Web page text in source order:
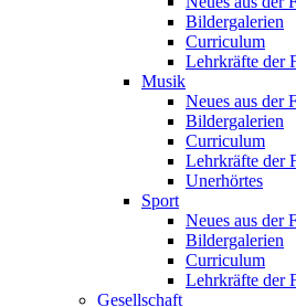
Bildergalerien
Curriculum
Lehrkräfte der
Musik
Neues aus der
Bildergalerien
Curriculum
Lehrkräfte der
Unerhörtes
Sport
Neues aus der
Bildergalerien
Curriculum
Lehrkräfte der
Gesellschaft